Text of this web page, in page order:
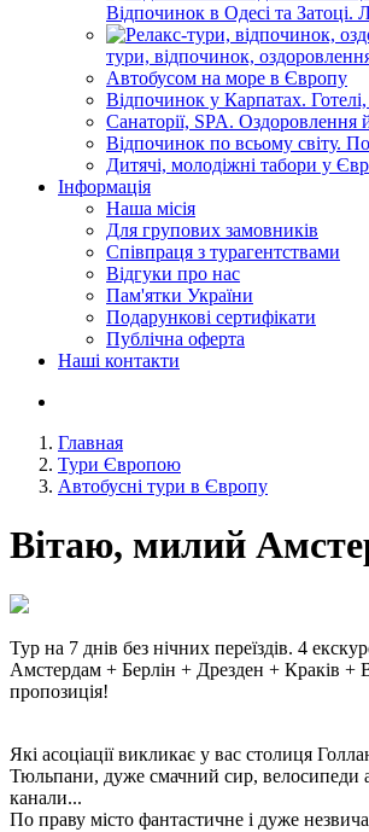
Відпочинок в Одесі та Затоці.
тури, відпочинок,
Автобусом на море в Європу
Відпочинок у Карпатах.
Санаторії, SPA. Оздоровлення
Відпочинок по всьому світу.
Дитячі, молодіжні табори у
Інформація
Наша місія
Для групових замовників
Співпраця з турагентствами
Відгуки про нас
Пам'ятки України
Подарункові сертифікати
Публічна оферта
Наші контакти
Главная
Тури Європою
Автобусні тури в Європу
Вітаю, милий
Тур на 7 днів без нічних переїздів. 4
Амстердам + Берлін + Дрезден + Краків +
пропозиція!
Які асоціації викликає у вас столиця
Тюльпани, дуже смачний сир, велосипеди
канали...
По праву місто фантастичне і дуже